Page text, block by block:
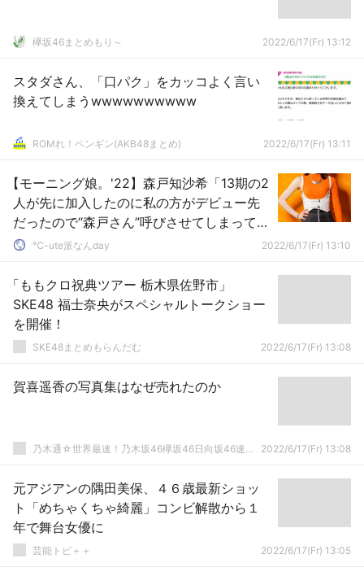
欅坂46まとめもり～ 2022/6/17(Fr) 13:12
スタダさん、「口パク」をカッコよく言い
換えてしまうwwwwwwwwww
ROMれ！ペンギン(AKB48まとめ) 2022/6/17(Fr) 13:11
【モーニング娘。'22】森戸知沙希「13期の2
人が先に加入したのに私の方がデビュー先
だったので“森戸さん”呼びさせてしまって申
し訳ない気持ちがありました」
℃-ute派なんday 2022/6/17(Fr) 13:10
「ももクロ祝典ツアー 栃木県佐野市」
SKE48 福士奈央がスペシャルトークショー
を開催！
SKE48まとめもらんだむ 2022/6/17(Fr) 13:08
賀喜遥香の写真集はなぜ売れたのか
乃木通☆世界最速！乃木坂46欅坂46日向坂46速報まとめ 2022/6/17(Fr) 13:08
元アジアンの隅田美保、４６歳最新ショッ
ト「めちゃくちゃ綺麗」コンビ解散から１
年で舞台女優に
芸能トピ＋＋ 2022/6/17(Fr) 13:05